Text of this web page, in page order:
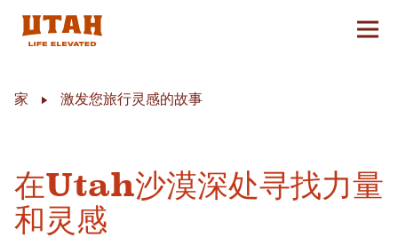
切换
家 激发您旅行灵感的故事
在Utah沙漠深处寻找力量
和灵感